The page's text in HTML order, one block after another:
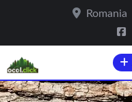
Romania